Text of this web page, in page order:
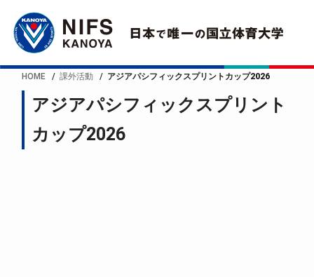
HOME 課外活動 アジアパシフィックスプリントカップ2026
アジアパシフィックスプリント
カップ2026